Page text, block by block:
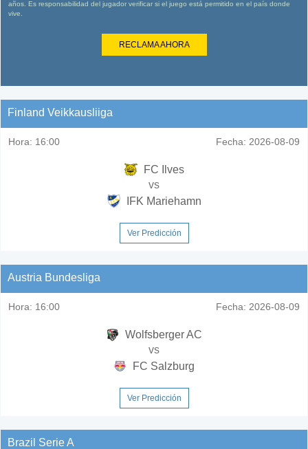
años. Es responsabilidad del jugador verificar si el juego está permitido en el país donde
vive.
RECLAMA AHORA
Finland Veikkausliiga
Hora: 16:00 Fecha: 2026-08-09
FC Ilves
vs
IFK Mariehamn
Ver Predicción
Austria Bundesliga
Hora: 16:00 Fecha: 2026-08-09
Wolfsberger AC
vs
FC Salzburg
Ver Predicción
Brazil Serie A